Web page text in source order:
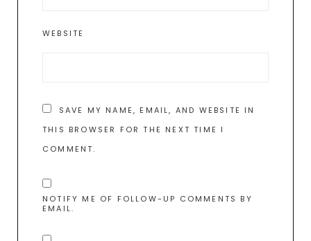
WEBSITE
SAVE MY NAME, EMAIL, AND WEBSITE IN
THIS BROWSER FOR THE NEXT TIME I
COMMENT.
NOTIFY ME OF FOLLOW-UP COMMENTS BY
EMAIL.